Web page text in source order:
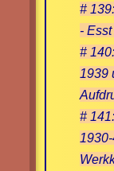
#
-
#
1939
#